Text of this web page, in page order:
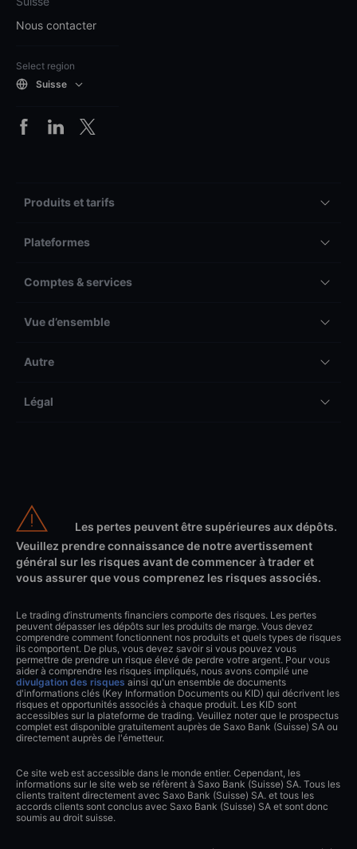
Nous contacter
Select region
Suisse
Produits et tarifs
Plateformes
Comptes & services
Vue d’ensemble
Autre
Légal
Les pertes peuvent être supérieures aux dépôts.
Veuillez prendre connaissance de notre avertissement
général sur les risques avant de commencer à trader et
vous assurer que vous comprenez les risques associés.
Le trading d’instruments financiers comporte des risques. Les pertes
peuvent dépasser les dépôts sur les produits de marge. Vous devez
comprendre comment fonctionnent nos produits et quels types de risques
ils comportent. De plus, vous devez savoir si vous pouvez vous
permettre de prendre un risque élevé de perdre votre argent. Pour vous
aider à comprendre les risques impliqués, nous avons compilé une
divulgation des risques ainsi qu'un ensemble de documents
d'informations clés (Key Information Documents ou KID) qui décrivent les
risques et opportunités associés à chaque produit. Les KID sont
accessibles sur la plateforme de trading. Veuillez noter que le prospectus
complet est disponible gratuitement auprès de Saxo Bank (Suisse) SA ou
directement auprès de l'émetteur.
Ce site web est accessible dans le monde entier. Cependant, les
informations sur le site web se réfèrent à Saxo Bank (Suisse) SA. Tous les
clients traitent directement avec Saxo Bank (Suisse) SA. et tous les
accords clients sont conclus avec Saxo Bank (Suisse) SA et sont donc
soumis au droit suisse.